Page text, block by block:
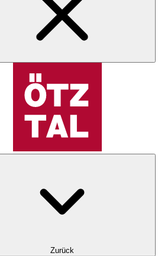
Zurück